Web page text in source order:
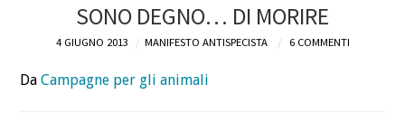
SONO DEGNO… DI MORIRE
4 GIUGNO 2013 MANIFESTO ANTISPECISTA 6 COMMENTI
DaCampagne per gli animali